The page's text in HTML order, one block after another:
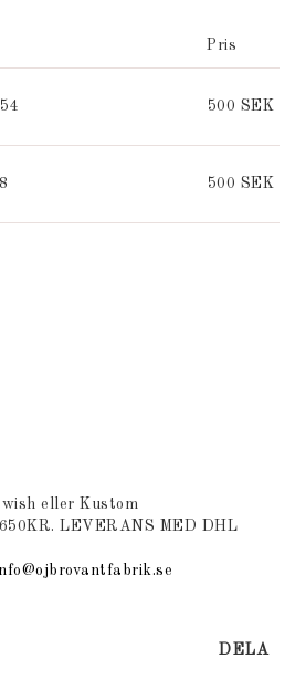
Pris
500 SEK
500 SEK
eller Kustom
LEVERANS MED DHL
DELA